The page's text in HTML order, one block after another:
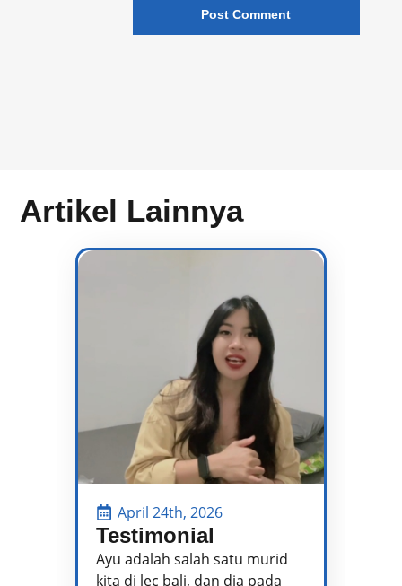
Artikel Lainnya
April 24th, 2026
Testimonial
Ayu adalah salah satu murid
kita di lec bali, dan dia pada